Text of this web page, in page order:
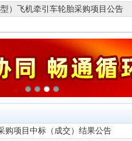
）飞机牵引车轮胎采购项目公告
购项目中标（成交）结果公告